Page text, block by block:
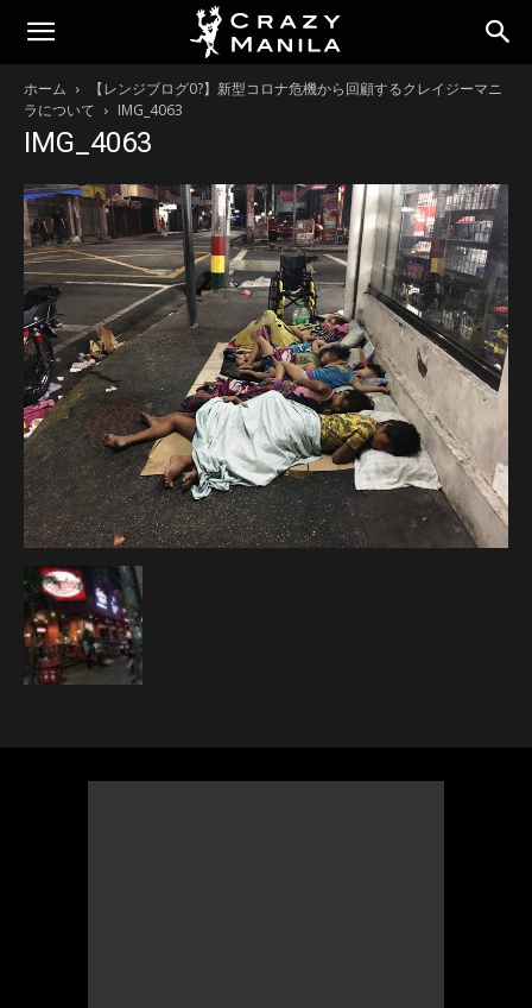
ホーム
【レンジブログ0?】新型コロナ危機から回顧するクレイジーマニ
ラについて
IMG_4063
IMG_4063